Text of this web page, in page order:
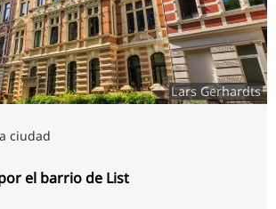
Lars Gerhardts
ciudad
el barrio de List